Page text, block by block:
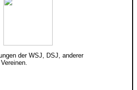
der WSJ, DSJ, anderer